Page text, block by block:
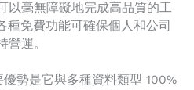
以毫無障礙地完成高品質的工
免費功能可確保個人和公司
營運。
勢是它與多種資料類型 100%